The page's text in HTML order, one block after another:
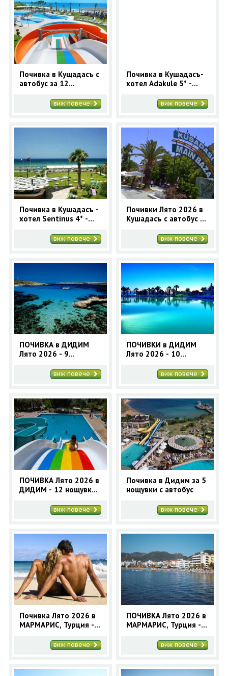
Почивка в Кущадасъ с
автобус за 12
виж повече
Почивка в Кушадасъ-
хотел Adakule 5* -
виж повече
Почивка в Кушадасъ -
хотел Sentinus 4* -
виж повече
Почивки Лято 2026 в
Кушадасъ с автобус -
виж повече
ПОЧИВКА в ДИДИМ
Лято 2026 - 9
виж повече
ПОЧИВКИ в ДИДИМ
Лято 2026 - 10
програмавиж повече
ПОЧИВКА Лято 2026 в
ДИДИМ - 12 нощувки
виж повече
Почивка в Дидим за 5
нощувки с автобус
виж повече
Почивка Лято 2026 в
МАРМАРИС, Турция -7
програмавиж повече
ПОЧИВКА Лято 2026 в
МАРМАРИС, Турция - 9
програмавиж повече